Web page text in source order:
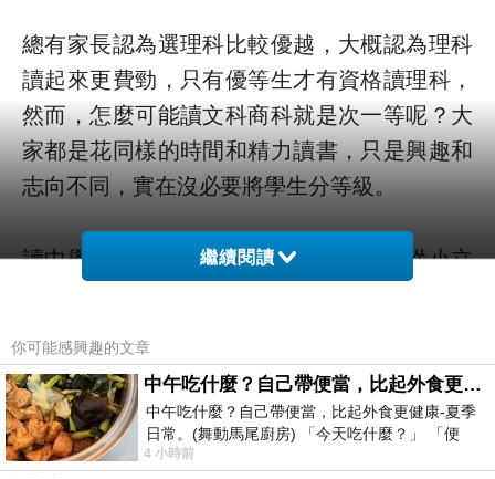
總有家長認為選理科比較優越，大概認為理科
讀起來更費勁，只有優等生才有資格讀理科，
然而，怎麼可能讀文科商科就是次一等呢？大
家都是花同樣的時間和精力讀書，只是興趣和
志向不同，實在沒必要將學生分等級。
讀中學選科是為升讀大學做準備，如果從小立
來職涯沒有任何想法，選科便可以更隨心，就
選自己喜歡的吧，反正未來有什麼際遇誰也說
不準。
繼續閱讀
你可能感興趣的文章
中午吃什麼？自己帶便當，比起外食更健康-夏季日常。(舞動馬尾廚房)
中午吃什麼？自己帶便當，比起外食更健康-夏季
日常。(舞動馬尾廚房) 「今天吃什麼？」 「便
當？麵？還是炒飯？」 每天都在選擇
4 小時前